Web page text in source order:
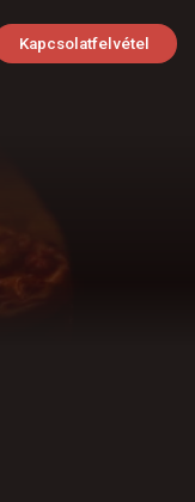
Kapcsolatfelvétel